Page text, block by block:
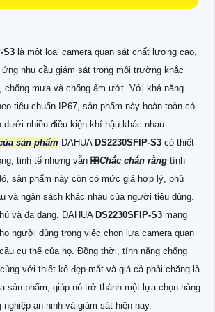
S3 là một loại camera quan sát chất lượng cao,
nhu cầu giám sát trong môi trường khắc
chống mưa và chống ẩm ướt. Với khả năng
tiêu chuẩn IP67, sản phẩm này hoàn toàn có
dưới nhiều điều kiện khí hậu khác nhau.
sản phẩm DAHUA DS2230SFIP-S3 có thiết
tinh tế nhưng vẫn 🎛Chắc chắn rằng tính
sản phẩm này còn có mức giá hợp lý, phù
và ngân sách khác nhau của người tiêu dùng.
và đa dạng, DAHUA DS2230SFIP-S3 mang
người dùng trong việc chọn lựa camera quan
cụ thể của họ. Đồng thời, tính năng chống
với thiết kế đẹp mắt và giá cả phải chăng là
sản phẩm, giúp nó trở thành một lựa chọn hàng
nghiệp an ninh và giám sát hiện nay.